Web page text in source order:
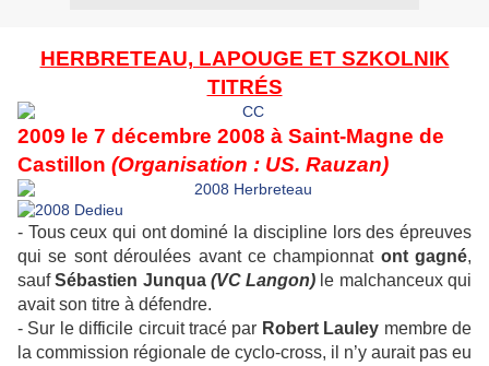
HERBRETEAU, LAPOUGE ET SZKOLNIK
TITRÉS
2009 le 7 décembre 2008 à Saint-Magne de
Castillon (Organisation : US. Rauzan)
- Tous ceux qui ont dominé la discipline lors des épreuves
qui se sont déroulées avant ce championnat ont gagné,
saufSébastien Junqua (VC Langon) le malchanceux qui
avait son titre à défendre.
- Sur le difficile circuit tracé par Robert Lauley membre de
la commission régionale de cyclo-cross, il n’y aurait pas eu